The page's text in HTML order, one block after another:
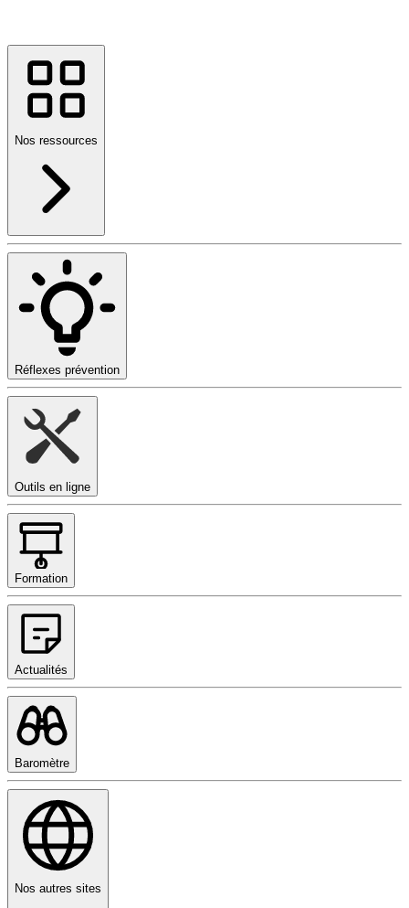
Nos ressources
Réflexes prévention
Outils en ligne
Formation
Actualités
Baromètre
Nos autres sites